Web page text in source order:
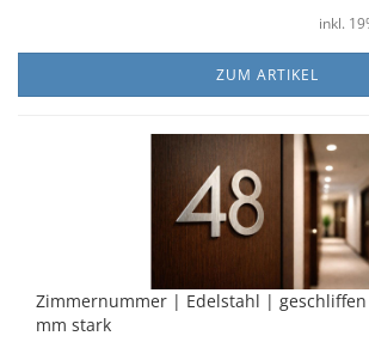
inkl.
ZUM ARTIKEL
Zim­mer­num­mer | Edel­stahl |
mm stark